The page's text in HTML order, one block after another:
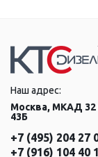
Наш адрес:
Москва, МКАД 32
43Б
+7 (495) 204 27
+7 (916) 104 40